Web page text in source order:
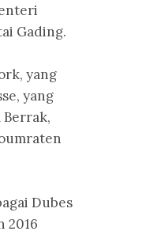
Gading.
yang
yang
Dubes
2016